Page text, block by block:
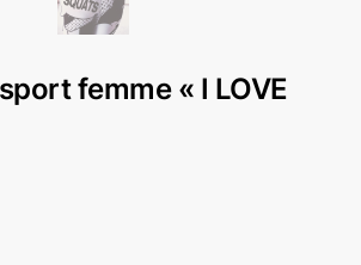
femme « I LOVE